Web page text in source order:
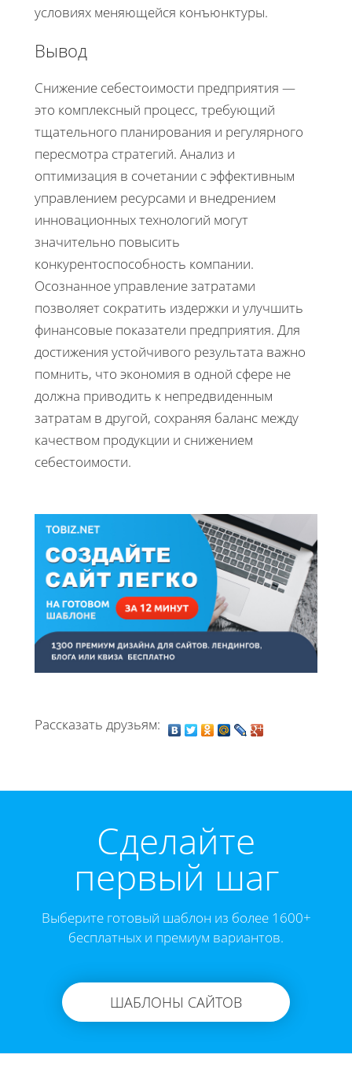
условиях меняющейся конъюнктуры.
Вывод
Снижение себестоимости предприятия —
это комплексный процесс, требующий
тщательного планирования и регулярного
пересмотра стратегий. Анализ и
оптимизация в сочетании с эффективным
управлением ресурсами и внедрением
инновационных технологий могут
значительно повысить
конкурентоспособность компании.
Осознанное управление затратами
позволяет сократить издержки и улучшить
финансовые показатели предприятия. Для
достижения устойчивого результата важно
помнить, что экономия в одной сфере не
должна приводить к непредвиденным
затратам в другой, сохраняя баланс между
качеством продукции и снижением
себестоимости.
Рассказать друзьям:
Cделайте
первый шаг
Выберите готовый шаблон из более 1600+
бесплатных и премиум вариантов.
ШАБЛОНЫ САЙТОВ